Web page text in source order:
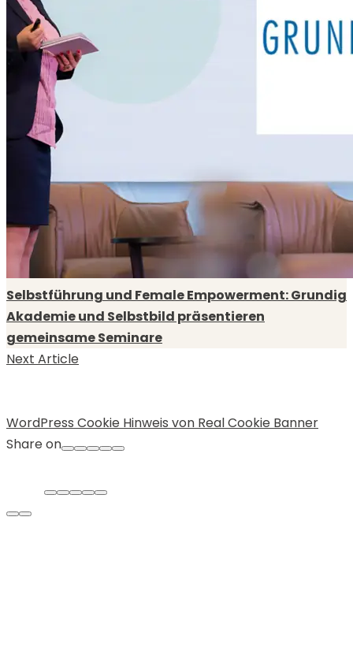
Selbstführung und Female Empowerment: Grundig
Akademie und Selbstbild präsentieren
gemeinsame Seminare
Next Article
WordPress Cookie Hinweis von Real Cookie Banner
Share on